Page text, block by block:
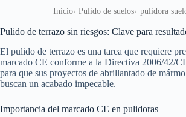
Inicio Pulido de suelos pulidora
Pulido de terrazo sin riesgos: Clave para
El pulido de terrazo es una tarea que requiere
marcado CE conforme a la Directiva 2006/42/
para que sus proyectos de abrillantado de
buscan un acabado impecable.
Importancia del marcado CE en pulidoras